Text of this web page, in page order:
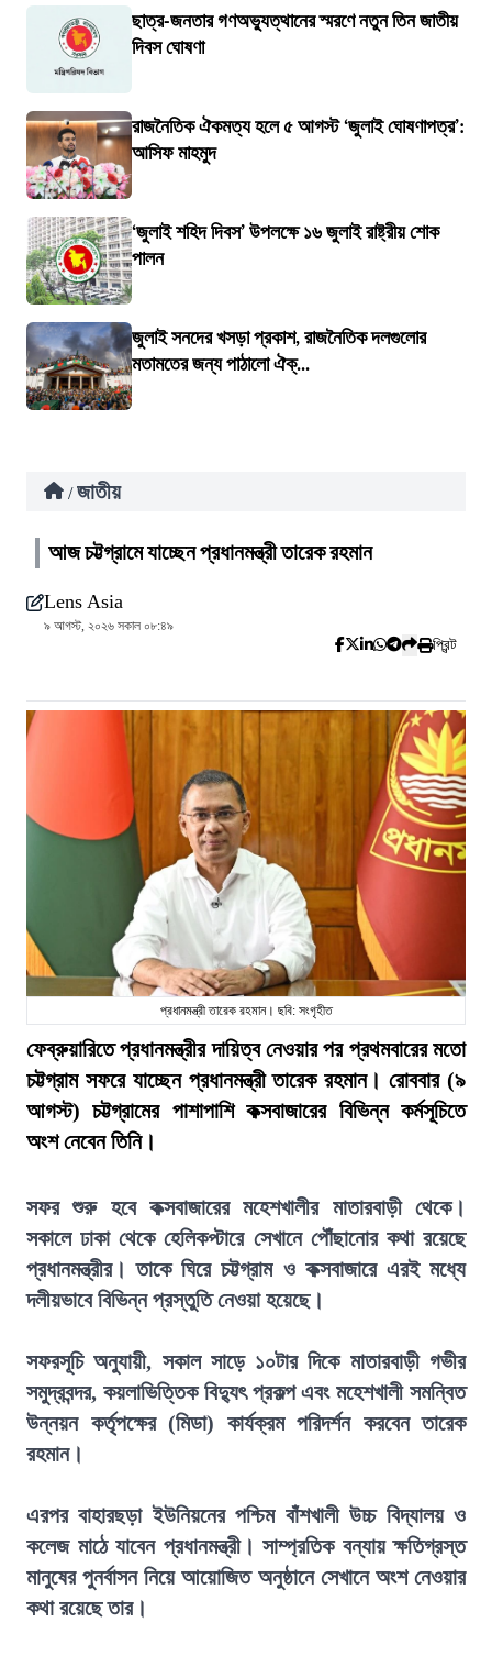
ছাত্র-জনতার গণঅভ্যুত্থানের স্মরণে নতুন তিন জাতীয়
দিবস ঘোষণা
রাজনৈতিক ঐকমত্য হলে ৫ আগস্ট ‘জুলাই ঘোষণাপত্র’:
আসিফ মাহমুদ
‘জুলাই শহিদ দিবস’ উপলক্ষে ১৬ জুলাই রাষ্ট্রীয় শোক
পালন
জুলাই সনদের খসড়া প্রকাশ, রাজনৈতিক দলগুলোর
মতামতের জন্য পাঠালো ঐক্...
/ জাতীয়
আজ চট্টগ্রামে যাচ্ছেন প্রধানমন্ত্রী তারেক রহমান
Lens Asia
৯ আগস্ট, ২০২৬ সকাল ০৮:৪৯
প্রিন্ট
প্রধানমন্ত্রী তারেক রহমান। ছবি: সংগৃহীত
ফেব্রুয়ারিতে প্রধানমন্ত্রীর দায়িত্ব নেওয়ার পর প্রথমবারের মতো
চট্টগ্রাম সফরে যাচ্ছেন প্রধানমন্ত্রী তারেক রহমান। রোববার (৯
আগস্ট) চট্টগ্রামের পাশাপাশি কক্সবাজারের বিভিন্ন কর্মসূচিতে
অংশ নেবেন তিনি।
সফর শুরু হবে কক্সবাজারের মহেশখালীর মাতারবাড়ী থেকে।
সকালে ঢাকা থেকে হেলিকপ্টারে সেখানে পৌঁছানোর কথা রয়েছে
প্রধানমন্ত্রীর। তাকে ঘিরে চট্টগ্রাম ও কক্সবাজারে এরই মধ্যে
দলীয়ভাবে বিভিন্ন প্রস্তুতি নেওয়া হয়েছে।
সফরসূচি অনুযায়ী, সকাল সাড়ে ১০টার দিকে মাতারবাড়ী গভীর
সমুদ্রবন্দর, কয়লাভিত্তিক বিদ্যুৎ প্রকল্প এবং মহেশখালী সমন্বিত
উন্নয়ন কর্তৃপক্ষের (মিডা) কার্যক্রম পরিদর্শন করবেন তারেক
রহমান।
এরপর বাহারছড়া ইউনিয়নের পশ্চিম বাঁশখালী উচ্চ বিদ্যালয় ও
কলেজ মাঠে যাবেন প্রধানমন্ত্রী। সাম্প্রতিক বন্যায় ক্ষতিগ্রস্ত
মানুষের পুনর্বাসন নিয়ে আয়োজিত অনুষ্ঠানে সেখানে অংশ নেওয়ার
কথা রয়েছে তার।